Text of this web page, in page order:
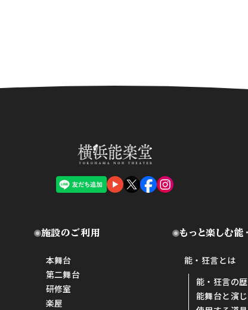
施設のご利用
本舞台
第二舞台
研修室
楽屋
もっと楽しむ能
能・狂言とは
能・狂言の
能舞台と演